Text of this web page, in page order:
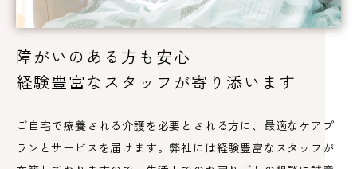
障がいのある方も安心
経験豊富なスタッフが寄り添います
ご自宅で療養される介護を必要とされる方に、最適なケアプ
ランとサービスを届けます。弊社には経験豊富なスタッフが